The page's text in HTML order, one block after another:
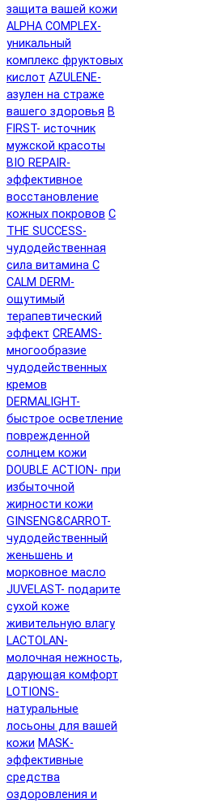
защита вашей кожи
ALPHA COMPLEX-
уникальный
комплекс фруктовых
кислот AZULENE-
азулен на страже
вашего здоровья B
FIRST- источник
мужской красоты
BIO REPAIR-
эффективное
восстановление
кожных покровов C
THE SUCCESS-
чудодейственная
сила витамина C
CALM DERM-
ощутимый
терапевтический
эффект CREAMS-
многообразие
чудодейственных
кремов
DERMALIGHT-
быстрое осветление
поврежденной
солнцем кожи
DOUBLE ACTION- при
избыточной
жирности кожи
GINSENG&CARROT-
чудодейственный
женьшень и
морковное масло
JUVELAST- подарите
сухой коже
живительную влагу
LACTOLAN-
молочная нежность,
дарующая комфорт
LOTIONS-
натуральные
лосьоны для вашей
кожи MASK-
эффективные
средства
оздоровления и